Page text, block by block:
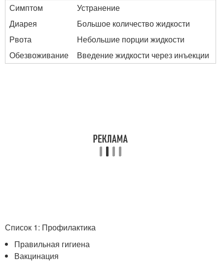
Симптом
Устранение
Диарея
Большое количество жидкости
Рвота
Небольшие порции жидкости
Обезвоживание
Введение жидкости через инъекции
Список 1: Профилактика
Правильная гигиена
Вакцинация